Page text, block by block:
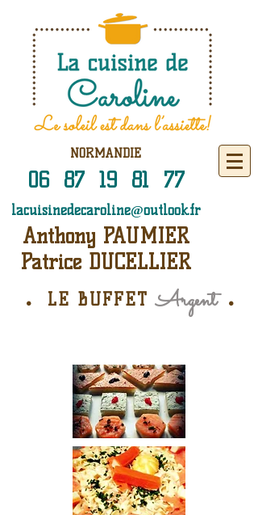
NORMANDIE
06 87 19 81 77
lacuisinedecaroline@outlook.fr
Anthony PAUMIER
Patrice DUCELLIER
. LE BUFFETArgent .